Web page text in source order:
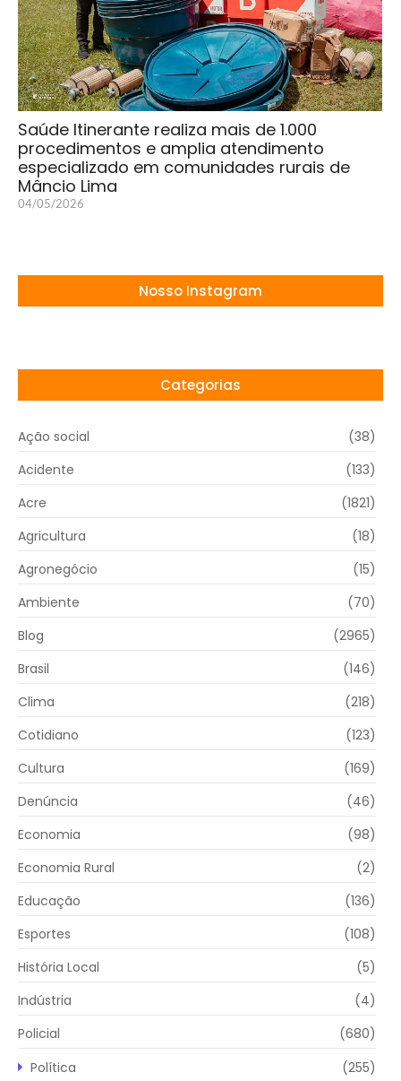
Saúde Itinerante realiza mais de 1.000
procedimentos e amplia atendimento
especializado em comunidades rurais de
Mâncio Lima
04/05/2026
Nosso Instagram
Categorias
Ação social
(38)
Acidente
(133)
Acre
(1821)
Agricultura
(18)
Agronegócio
(15)
Ambiente
(70)
Blog
(2965)
Brasil
(146)
Clima
(218)
Cotidiano
(123)
Cultura
(169)
Denúncia
(46)
Economia
(98)
Economia Rural
(2)
Educação
(136)
Esportes
(108)
História Local
(5)
Indústria
(4)
Policial
(680)
Política
(255)